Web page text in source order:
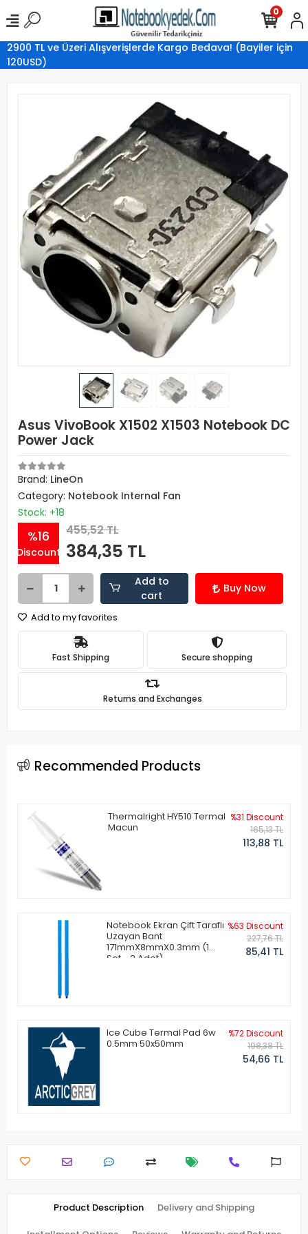
2900 TL ve Üzeri Alışverişlerde Kargo Bedava! (Bayiler için
120USD)
0
Asus VivoBook X1502 X1503 Notebook DC
Power Jack
Brand: LineOn
Category: Notebook Internal Fan
Stock: +18
%16
Discount
455,52 TL
384,35 TL
Add to
cart
Buy Now
Add to my favorites
Fast Shipping Secure shopping
Returns and Exchanges
Recommended Products
Thermalright HY510 Termal
Macun
%31 Discount
165,13 TL
113,88 TL
Notebook Ekran Çift Taraflı
Uzayan Bant
171mmX8mmX0.3mm (1
Set - 2 Adet)
%63 Discount
227,76 TL
85,41 TL
Ice Cube Termal Pad 6w
0.5mm 50x50mm
%72 Discount
198,38 TL
54,66 TL
Product Description Delivery and Shipping